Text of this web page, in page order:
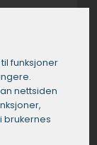
ønsker og
funksjoner
nettsiden
brukernes